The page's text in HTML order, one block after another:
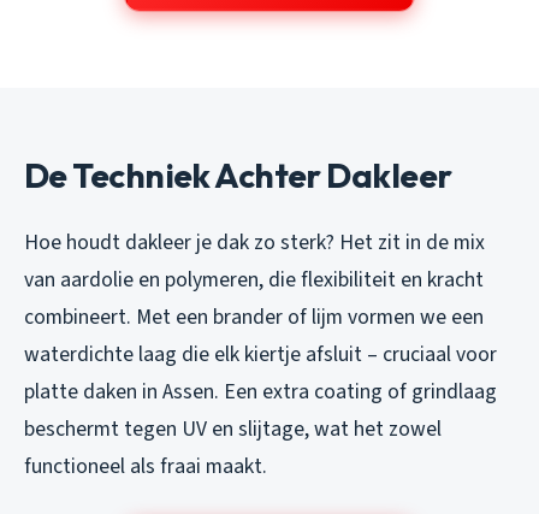
De Techniek Achter Dakleer
Hoe houdt dakleer je dak zo sterk? Het zit in de mix
van aardolie en polymeren, die flexibiliteit en kracht
combineert. Met een brander of lijm vormen we een
waterdichte laag die elk kiertje afsluit – cruciaal voor
platte daken in Assen. Een extra coating of grindlaag
beschermt tegen UV en slijtage, wat het zowel
functioneel als fraai maakt.